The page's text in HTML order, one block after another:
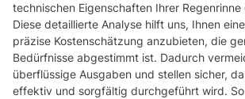
technischen Eigenschaften Ihrer Regenrinne
Diese detaillierte Analyse hilft uns, Ihnen
präzise Kostenschätzung anzubieten, die
Bedürfnisse abgestimmt ist. Dadurch
überflüssige Ausgaben und stellen sicher,
effektiv und sorgfältig durchgeführt wird.